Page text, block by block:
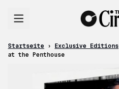
Startseite › Exclusive Editions
at the Penthouse